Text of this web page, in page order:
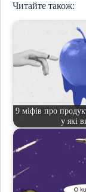
Читайте також:
9 міфів про
у які